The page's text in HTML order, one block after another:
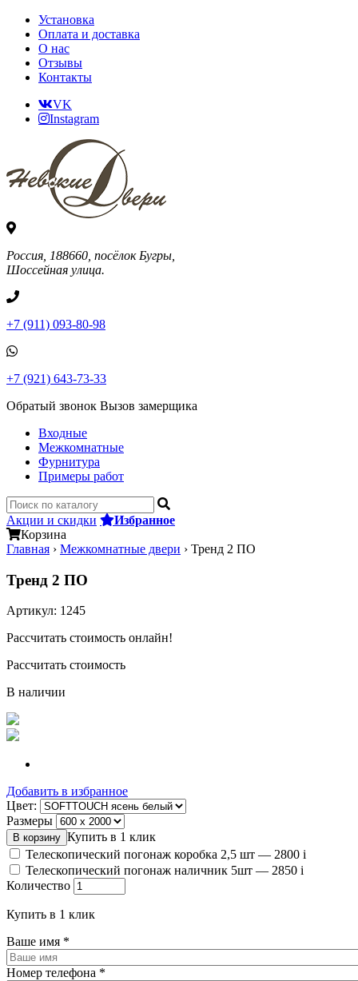
Установка
Оплата и доставка
О нас
Отзывы
Контакты
VK
Instagram
Россия, 188660, посёлок Бугры,
Шоссейная улица.
+7 (911) 093-80-98
+7 (921) 643-73-33
Обратый звонок Вызов замерщика
Входные
Межкомнатные
Фурнитура
Примеры работ
Акции и скидки Избранное
Корзина
Главная › Межкомнатные двери › Тренд 2 ПО
Тренд 2 ПО
Артикул: 1245
Рассчитать стоимость онлайн!
Рассчитать стоимость
В наличии
Добавить в избранное
Цвет:
Размеры
Купить в 1 клик
Телескопический погонаж коробка 2,5 шт — 2800 i
Телескопический погонаж наличник 5шт — 2850 i
Количество
Купить в 1 клик
Ваше имя *
Номер телефона *